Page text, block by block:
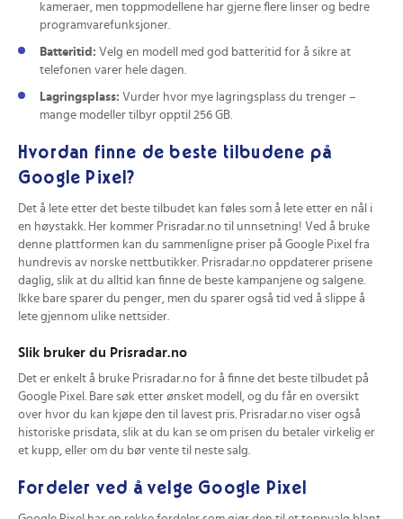
kameraer, men toppmodellene har gjerne flere linser og bedre
programvarefunksjoner.
Batteritid: Velg en modell med god batteritid for å sikre at
telefonen varer hele dagen.
Lagringsplass: Vurder hvor mye lagringsplass du trenger –
mange modeller tilbyr opptil 256 GB.
Hvordan finne de beste tilbudene på
Google Pixel?
Det å lete etter det beste tilbudet kan føles som å lete etter en nål i
en høystakk. Her kommer Prisradar.no til unnsetning! Ved å bruke
denne plattformen kan du sammenligne priser på Google Pixel fra
hundrevis av norske nettbutikker. Prisradar.no oppdaterer prisene
daglig, slik at du alltid kan finne de beste kampanjene og salgene.
Ikke bare sparer du penger, men du sparer også tid ved å slippe å
lete gjennom ulike nettsider.
Slik bruker du Prisradar.no
Det er enkelt å bruke Prisradar.no for å finne det beste tilbudet på
Google Pixel. Bare søk etter ønsket modell, og du får en oversikt
over hvor du kan kjøpe den til lavest pris. Prisradar.no viser også
historiske prisdata, slik at du kan se om prisen du betaler virkelig er
et kupp, eller om du bør vente til neste salg.
Fordeler ved å velge Google Pixel